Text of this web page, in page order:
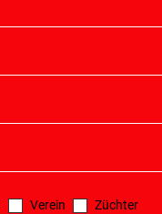
Verein Züchter